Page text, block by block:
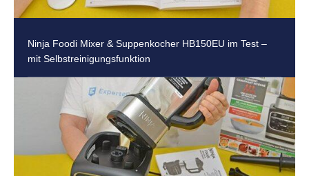
Ninja Foodi Mixer & Suppenkocher HB150EU im Test –
mit Selbstreinigungsfunktion